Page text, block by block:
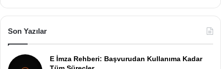
Son Yazılar
E İmza Rehberi: Başvurudan Kullanıma Kadar